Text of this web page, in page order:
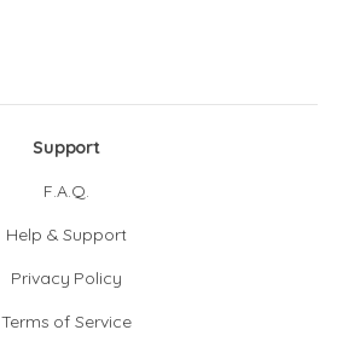
Support
F.A.Q.
Help & Support
Privacy Policy
Terms of Service